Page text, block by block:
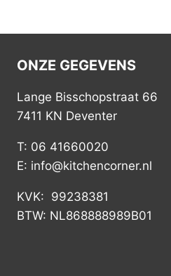
ONZE GEGEVENS
Lange Bisschopstraat 66
7411 KN Deventer
T: 06 41660020
E: info@kitchencorner.nl
KVK: 99238381
BTW: NL868888989B01